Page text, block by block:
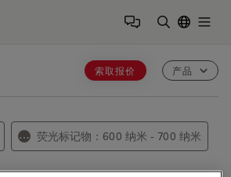
Logo
索取报价 产品
⋯ 荧光标记物：600 纳米 - 700 纳米